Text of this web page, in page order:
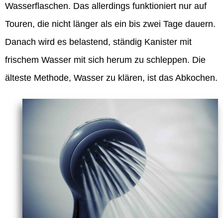
Wasserflaschen. Das allerdings funktioniert nur auf
Touren, die nicht länger als ein bis zwei Tage dauern.
Danach wird es belastend, ständig Kanister mit
frischem Wasser mit sich herum zu schleppen. Die
älteste Methode, Wasser zu klären, ist das Abkochen.